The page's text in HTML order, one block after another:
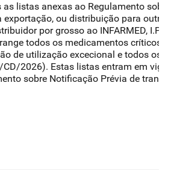
listas anexas ao Regulamento
ou distribuição para
por grosso ao INFARMED,
todos os medicamentos críticos
de utilização excecional e todos os
CD/2026). Estas listas entram em
sobre Notificação Prévia de